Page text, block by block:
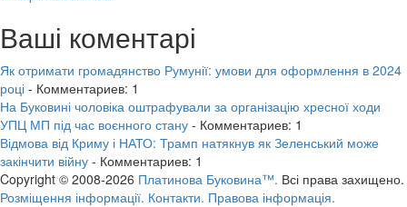
Ваші коментарі
Як отримати громадянство Румунії: умови для оформлення в 2024
році - Комментариев: 1
На Буковині чоловіка оштрафували за організацію хресної ходи
УПЦ МП під час воєнного стану - Комментариев: 1
Відмова від Криму і НАТО: Трамп натякнув як Зеленський може
закінчити війну - Комментариев: 1
Copyright © 2008-2026 Платинова Буковина™. Всі права захищено.
Розміщення інформації. Контакти. Правова інформація.